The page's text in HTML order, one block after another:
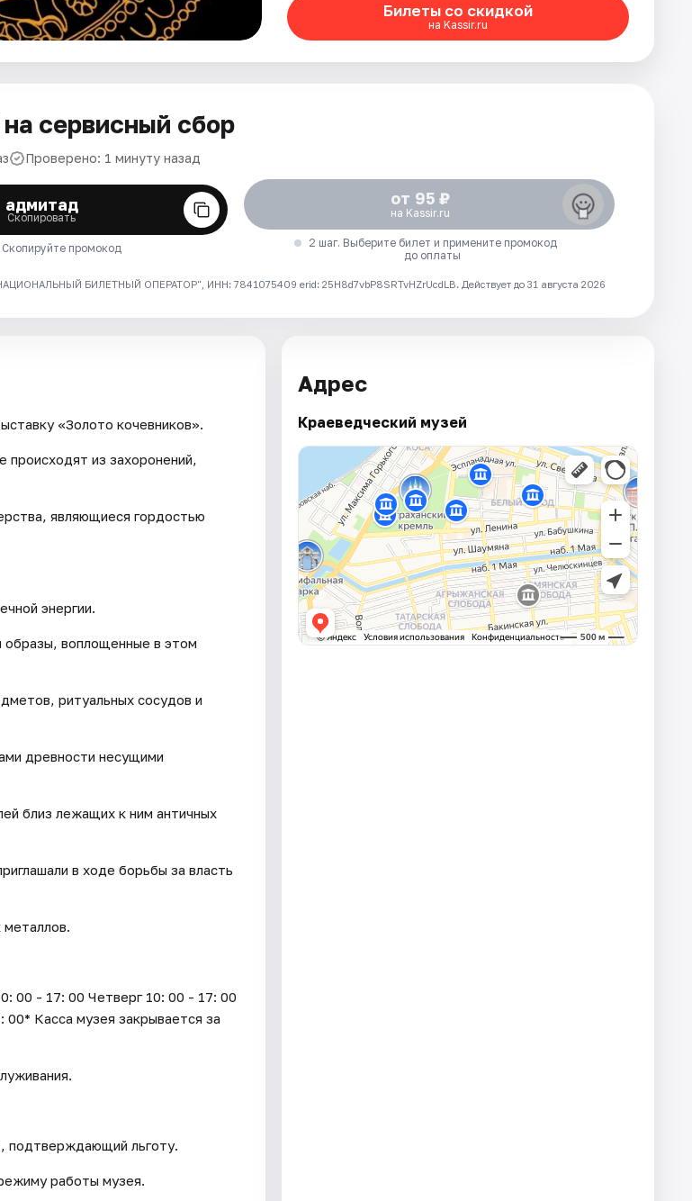
Билеты со скидкой
на Kassir.ru
сервисный сбор
Проверено: 1 минуту назад
адмитад
Скопировать
Скопируйте промокод
от 95 ₽
на Kassir.ru
2 шаг. Выберите билет и примените промокод
до оплаты
БИЛЕТНЫЙ ОПЕРАТОР", ИНН: 7841075409 erid: 25H8d7vbP8SRTvHZrUcdLB. Действует до 31 августа 2026
«Золото кочевников».
происходят из захоронений,
являющиеся гордостью
энергии.
образы, воплощенные в этом
ритуальных сосудов и
древности несущими
близ лежащих к ним античных
в ходе борьбы за власть
металлов.
00 - 17: 00 Четверг 10: 00 - 17: 00
Касса музея закрывается за
подтверждающий льготу.
работы музея.
Адрес
Краеведческий музей